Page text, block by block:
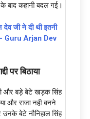
बाद कहानी बदल गई।
जी ने दी थी इतनी
– Guru Arjan Dev
पर बिठाया
और बड़े बेटे खड़क सिंह
और राजा नही बनने
उनके बेटे नौनिहाल सिंह